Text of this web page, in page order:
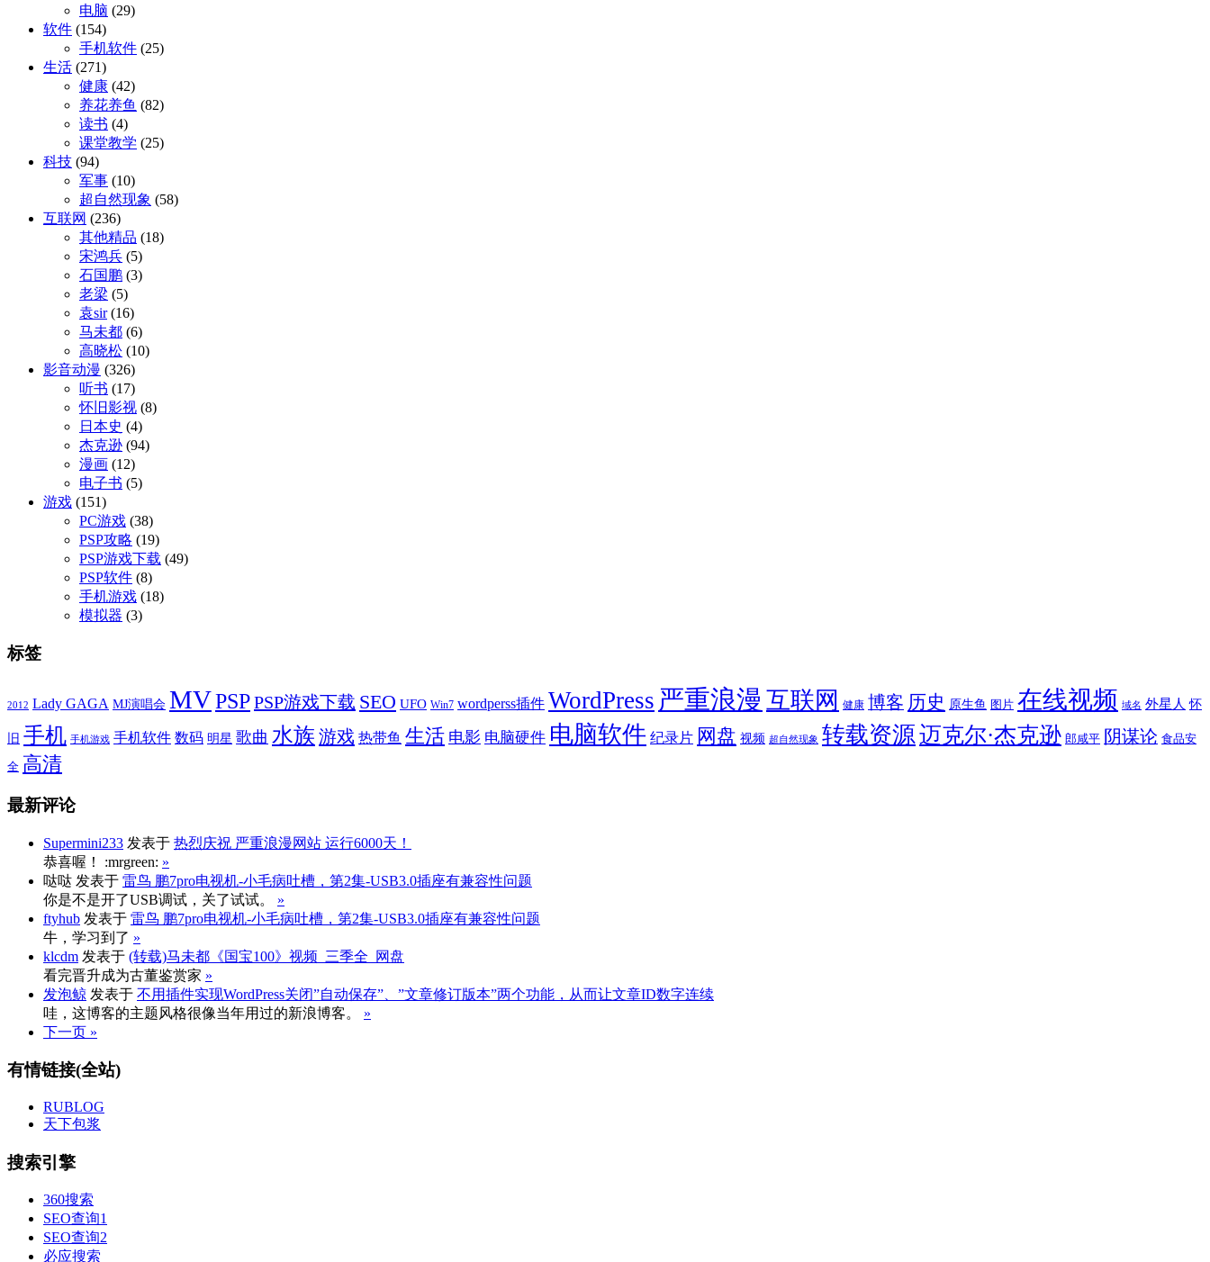
电脑 (29)
软件 (154)
手机软件 (25)
生活 (271)
健康 (42)
养花养鱼 (82)
读书 (4)
课堂教学 (25)
科技 (94)
军事 (10)
超自然现象 (58)
互联网 (236)
其他精品 (18)
宋鸿兵 (5)
石国鹏 (3)
老梁 (5)
袁sir(16)
马未都 (6)
高晓松 (10)
影音动漫 (326)
听书 (17)
怀旧影视 (8)
日本史 (4)
杰克逊 (94)
漫画 (12)
电子书 (5)
游戏 (151)
PC游戏 (38)
PSP攻略 (19)
PSP游戏下载 (49)
PSP软件 (8)
手机游戏 (18)
模拟器 (3)
标签
2012 Lady GAGA MJ演唱会 MVPSPPSP游戏下载 SEO UFO Win7 wordperss插件 WordPress 严重浪漫 互联网 健康 博客 历史 原生鱼 图片 在线视频 域名 外星人 怀
旧 手机 手机游戏 手机软件 数码 明星 歌曲 水族 游戏 热带鱼 生活 电影 电脑硬件 电脑软件 纪录片 网盘 视频 超自然现象 转载资源迈克尔·杰克逊 郎咸平 阴谋论 食品安
全 高清
最新评论
Supermini233 发表于 热烈庆祝 严重浪漫网站 运行6000天！
恭喜喔！ :mrgreen: »
哒哒 发表于 雷鸟 鹏7pro电视机-小毛病吐槽，第2集-USB3.0插座有兼容性问题
你是不是开了USB调试，关了试试。 »
ftyhub 发表于 雷鸟 鹏7pro电视机-小毛病吐槽，第2集-USB3.0插座有兼容性问题
牛，学习到了 »
klcdm 发表于 (转载)马未都《国宝100》视频_三季全_网盘
看完晋升成为古董鉴赏家 »
发泡鲸 发表于 不用插件实现WordPress关闭”自动保存”、”文章修订版本”两个功能，从而让文章ID数字连续
哇，这博客的主题风格很像当年用过的新浪博客。 »
下一页 »
有情链接(全站)
RUBLOG
天下包浆
搜索引擎
360搜索
SEO查询1
SEO查询2
必应搜索